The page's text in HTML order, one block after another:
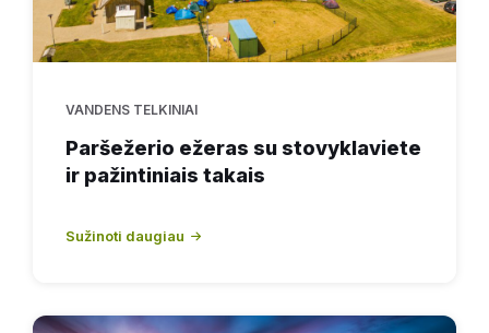
VANDENS TELKINIAI
Paršežerio ežeras su stovyklaviete
ir pažintiniais takais
Sužinoti daugiau